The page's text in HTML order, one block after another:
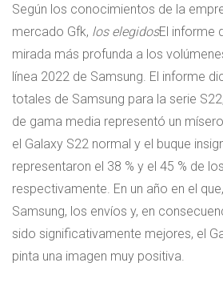
Según los conocimientos de la
mercado Gfk, los elegidosEl informe
mirada más profunda a los
línea 2022 de Samsung. El informe
totales de Samsung para la serie
de gama media representó un
el Galaxy S22 normal y el buque
representaron el 38 % y el 45 % de
respectivamente. En un año en el
Samsung, los envíos y, en
sido significativamente mejores, el
pinta una imagen muy positiva.